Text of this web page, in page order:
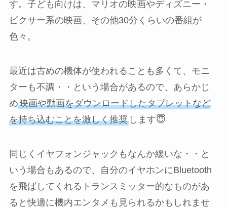
す。子ども向けは、マリオの映画やディズニー・
ピクサー系の映画、その他30分くらいの番組が
色々。
最近は古めの機体が使われることも多くて、モニ
ターも不調・・という場合があるので、あらかじ
め映画や動画をダウンロードしたタブレットなど
を持ち込むことを激しく推奨します😇
同じくイヤフォンジャックもなんか緩いな・・と
いう場合もあるので、自分のイヤホンにBluetooth
を飛ばしてくれるトランスミッター的なものがあ
ると快適に機内エンタメも見られるかもしれませ